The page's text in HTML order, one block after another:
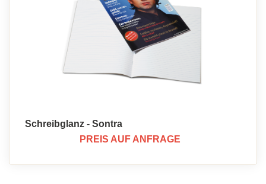
Schreibglanz - Sontra
PREIS AUF ANFRAGE